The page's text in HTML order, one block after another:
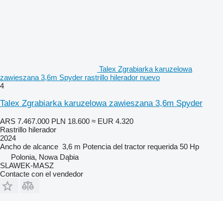
Talex Zgrabiarka karuzelowa
zawieszana 3,6m Spyder rastrillo hilerador nuevo
4
Talex Zgrabiarka karuzelowa zawieszana 3,6m Spyder
ARS 7.467.000 PLN 18.600 ≈ EUR 4.320
Rastrillo hilerador
2024
Ancho de alcance 3,6 m Potencia del tractor requerida 50 Hp
Polonia, Nowa Dąbia
SLAWEK-MASZ
Contacte con el vendedor